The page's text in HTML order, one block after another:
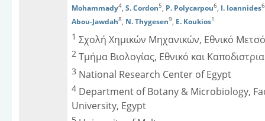
Mohammady4, S. Cordon5, P. Polycarpou6, I. Ioannides6
Abou-Jawdah8, N. Thygesen9, E. Koukios1
1 Σχολή Χημικών Μηχανικών, Εθνικό
2 Τμήμα Βιολογίας, Εθνικό και
3 National Research Center of Egypt
4 Department of Botany & Microbiology,
University, Egypt